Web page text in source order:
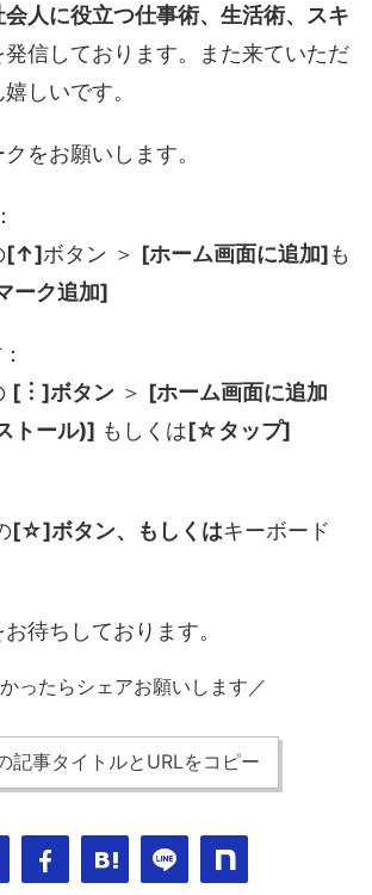
会人に役立つ仕事術、生活術、スキ
発信しております。また来ていただ
しいです。
をお願いします。
[↑]ボタン ＞ [ホーム画面に追加]も
ーク追加]
[︙]ボタン ＞ [ホーム画面に追加
トール)] もしくは[☆タップ]
[☆]ボタン、もしくはキーボード
待ちしております。
ったらシェアお願いします／
記事タイトルとURLをコピー